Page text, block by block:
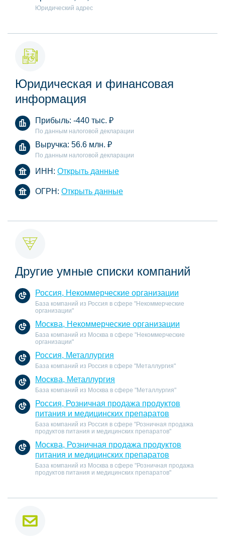
Юридический адрес
Юридическая и финансовая
информация
Прибыль: -440 тыс. ₽
По данным налоговой декларации
Выручка: 56.6 млн. ₽
По данным налоговой декларации
ИНН: Открыть данные
ОГРН: Открыть данные
Другие умные списки компаний
Россия, Некоммерческие организации
База компаний из Россия в сфере "Некоммерческие
организации"
Москва, Некоммерческие организации
База компаний из Москва в сфере "Некоммерческие
организации"
Россия, Металлургия
База компаний из Россия в сфере "Металлургия"
Москва, Металлургия
База компаний из Москва в сфере "Металлургия"
Россия, Розничная продажа продуктов
питания и медицинских препаратов
База компаний из Россия в сфере "Розничная продажа
продуктов питания и медицинских препаратов"
Москва, Розничная продажа продуктов
питания и медицинских препаратов
База компаний из Москва в сфере "Розничная продажа
продуктов питания и медицинских препаратов"